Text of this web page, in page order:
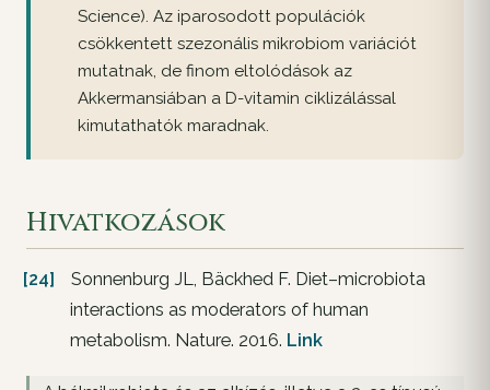
Science). Az iparosodott populációk
csökkentett szezonális mikrobiom variációt
mutatnak, de finom eltolódások az
Akkermansiában a D-vitamin ciklizálással
kimutathatók maradnak.
Hivatkozások
[24]
Sonnenburg JL, Bäckhed F. Diet–microbiota
interactions as moderators of human
metabolism. Nature. 2016. Link